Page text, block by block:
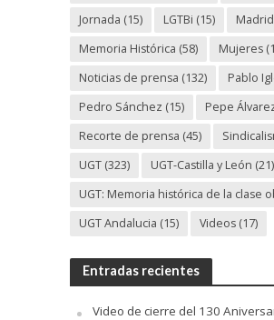
Jornada (15) LGTBi (15) Madrid
Memoria Histórica (58) Mujeres
Noticias de prensa (132) Pablo
Pedro Sánchez (15) Pepe
Recorte de prensa (45)
UGT(323) UGT-Castilla y León (21)
UGT: Memoria histórica de la clase
UGT Andalucia (15) Videos(17)
Entradas recientes
Video de cierre del 130